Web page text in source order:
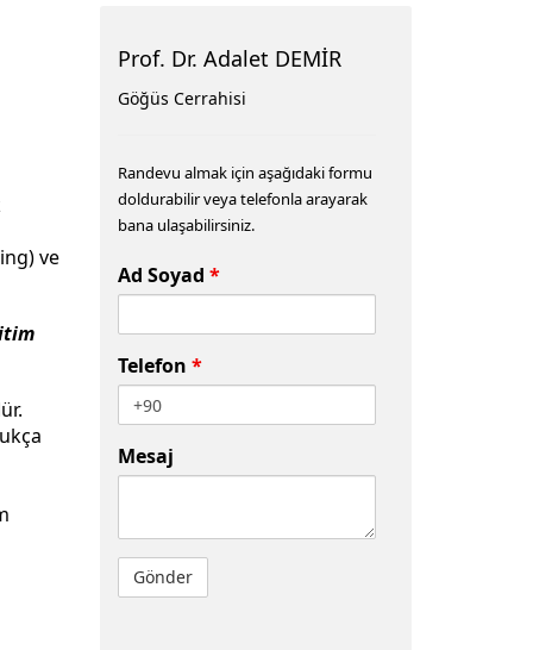
ve
Prof. Dr. Adalet DEMİR
Göğüs Cerrahisi
Randevu almak için aşağıdaki formu
doldurabilir veya telefonla arayarak
bana ulaşabilirsiniz.
Ad Soyad *
Telefon *
Mesaj